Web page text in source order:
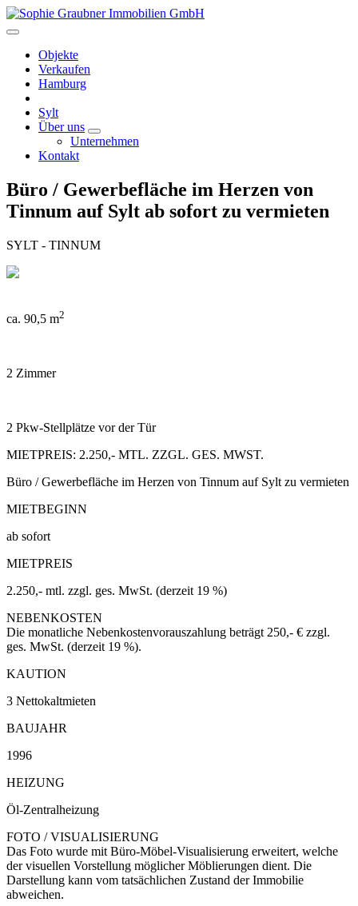
Objekte
Verkaufen
Hamburg
Sylt
Über uns
Unternehmen
Kontakt
Büro / Gewerbefläche im Herzen von
Tinnum auf Sylt ab sofort zu vermieten
SYLT - TINNUM
ca. 90,5 m2
2 Zimmer
2 Pkw-Stellplätze vor der Tür
MIETPREIS: 2.250,- MTL. ZZGL. GES. MWST.
Büro / Gewerbefläche im Herzen von Tinnum auf Sylt zu vermieten
MIETBEGINN
ab sofort
MIETPREIS
2.250,- mtl. zzgl. ges. MwSt. (derzeit 19 %)
NEBENKOSTEN
Die monatliche Nebenkostenvorauszahlung beträgt 250,- € zzgl.
ges. MwSt. (derzeit 19 %).
KAUTION
3 Nettokaltmieten
BAUJAHR
1996
HEIZUNG
Öl-Zentralheizung
FOTO / VISUALISIERUNG
Das Foto wurde mit Büro-Möbel-Visualisierung erweitert, welche
der visuellen Vorstellung möglicher Möblierungen dient. Die
Darstellung kann vom tatsächlichen Zustand der Immobilie
abweichen.